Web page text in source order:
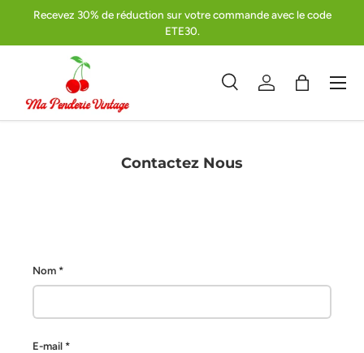
Recevez 30% de réduction sur votre commande avec le code
ETE30.
Recherche
Type de produit
RechercheSe connecter
Panier
Menu
Contactez Nous
Nom
E-mail